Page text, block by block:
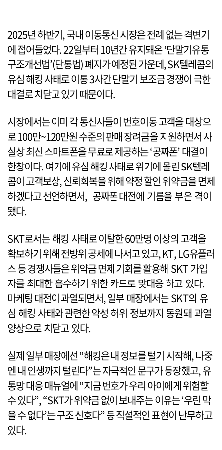
2025년 하반기, 국내 이동통신 시장은 전례 없는 격변기
에 접어들었다. 22일부터 10년간 유지돼온 ‘단말기유통
구조개선법’(단통법) 폐지가 예정된 가운데, SK텔레콤의
유심 해킹 사태로 이통 3사간 단말기 보조금 경쟁이 극한
대결로 치닫고 있기 때문이다.
시장에서는 이미 각 통신사들이 번호이동 고객을 대상으
로 100만~120만원 수준의 판매 장려금을 지원하면서 사
실상 최신 스마트폰을 무료로 제공하는 ‘공짜폰’ 대결이
한창이다. 여기에 유심 해킹 사태로 위기에 몰린 SK텔레
콤이 고객보상, 신뢰회복을 위해 약정 할인 위약금을 면제
하겠다고 선언하면서, 공짜폰 대전에 기름을 부은 격이
됐다.
SKT로서는 해킹 사태로 이탈한 60만명 이상의 고객을
확보하기 위해 전방위 공세에 나서고 있고, KT, LG유플러
스 등 경쟁사들은 위약금 면제 기회를 활용해 SKT 가입
자를 최대한 흡수하기 위한 카드로 맞대응 하고 있다.
마케팅 대전이 과열되면서, 일부 매장에서는 SKT의 유
심 해킹 사태와 관련한 악성 허위 정보까지 동원돼 과열
양상으로 치닫고 있다.
실제 일부 매장에선 “해킹은 내 정보를 털기 시작해, 나중
엔 내 인생까지 털린다”는 자극적인 문구가 등장했고, 유
통망 대응 매뉴얼에 “지금 번호가 우리 아이에게 위험할
수 있다”, “SKT가 위약금 없이 보내주는 이유는 ‘우린 막
을 수 없다’는 구조 신호다” 등 직설적인 표현이 난무하고
있다.